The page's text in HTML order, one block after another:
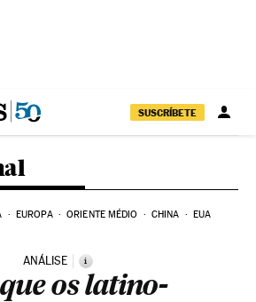
SUSCRÍBETE
EUROPA ORIENTE MÉDIO CHINA EUA
ANÁLISE i
os latino-